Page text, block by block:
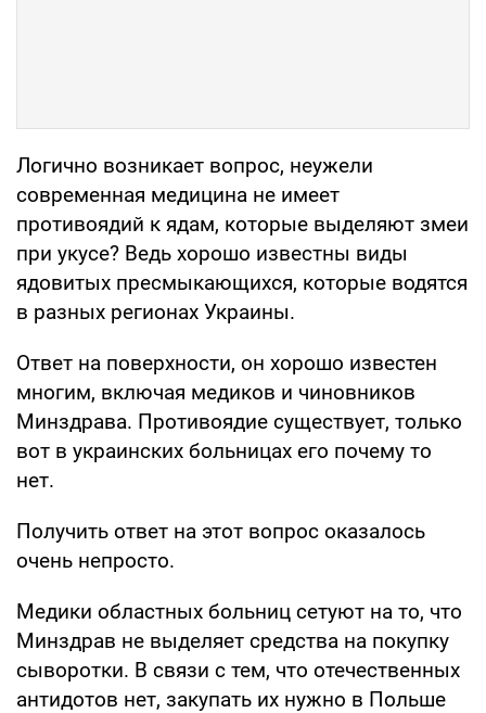
Логично возникает вопрос, неужели
современная медицина не имеет
противоядий к ядам, которые выделяют змеи
при укусе? Ведь хорошо известны виды
ядовитых пресмыкающихся, которые водятся
в разных регионах Украины.
Ответ на поверхности, он хорошо известен
многим, включая медиков и чиновников
Минздрава. Противоядие существует, только
вот в украинских больницах его почему то
нет.
Получить ответ на этот вопрос оказалось
очень непросто.
Медики областных больниц сетуют на то, что
Минздрав не выделяет средства на покупку
сыворотки. В связи с тем, что отечественных
антидотов нет, закупать их нужно в Польше